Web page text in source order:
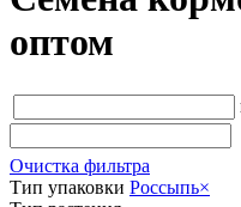
оптом
Очистка фильтра
Тип упаковки Россыпь×